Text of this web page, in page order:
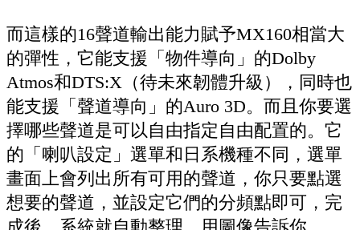
而這樣的16聲道輸出能力賦予MX160相當大
的彈性，它能支援「物件導向」的Dolby
Atmos和DTS:X（待未來韌體升級），同時也
能支援「聲道導向」的Auro 3D。而且你要選
擇哪些聲道是可以自由指定自由配置的。它
的「喇叭設定」選單和日系機種不同，選單
畫面上會列出所有可用的聲道，你只要點選
想要的聲道，並設定它們的分頻點即可，完